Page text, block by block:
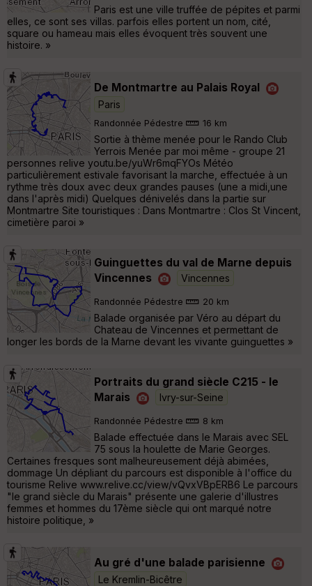
Paris est une ville truffée de pépites et parmi
elles, ce sont ses villas. parfois elles portent un nom, cité,
square ou hameau mais elles évoquent très souvent une
histoire. »
De Montmartre au Palais Royal
Paris
Randonnée Pédestre 16 km
Sortie à thème menée pour le Rando Club
Yerrois Menée par moi même - groupe 21
personnes relive youtu.be/yuWr6mqFYOs Météo
particulièrement estivale favorisant la marche, effectuée à un
rythme très doux avec deux grandes pauses (une a midi,une
dans l'après midi) Quelques dénivelés dans la partie sur
Montmartre Site touristiques : Dans Montmartre : Clos St Vincent,
cimetière paroi »
Guinguettes du val de Marne depuis
Vincennes
Vincennes
Randonnée Pédestre 20 km
Balade organisée par Véro au départ du
Chateau de Vincennes et permettant de
longer les bords de la Marne devant les vivante guinguettes »
Portraits du grand siècle C215 - le
Marais
Ivry-sur-Seine
Randonnée Pédestre 8 km
Balade effectuée dans le Marais avec SEL
75 sous la houlette de Marie Georges.
Certaines fresques sont malheureusement déjà abimées,
dommage Un dépliant du parcours est disponible à l'office du
tourisme Relive www.relive.cc/view/vQvxVBpERB6 Le parcours
"le grand siècle du Marais" présente une galerie d'illustres
femmes et hommes du 17ème siècle qui ont marqué notre
histoire politique, »
Au gré d'une balade parisienne
Le Kremlin-Bicêtre